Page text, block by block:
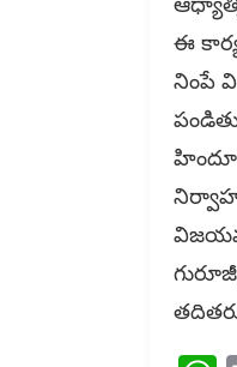
ఈ
నింపే
హిందూ